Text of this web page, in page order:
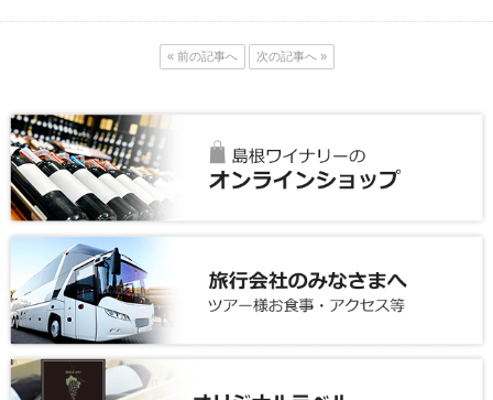
« 前の記事へ 次の記事へ »